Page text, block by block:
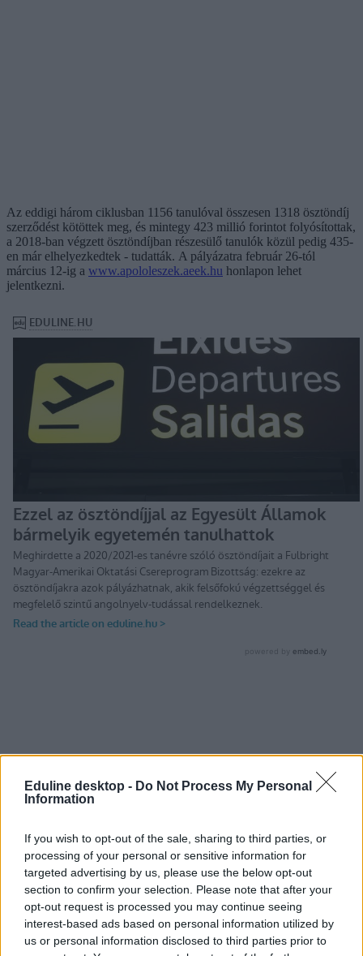
Eduline desktop - Do Not Process My Personal
Information
If you wish to opt-out of the sale, sharing to third parties, or
processing of your personal or sensitive information for
targeted advertising by us, please use the below opt-out
section to confirm your selection. Please note that after your
opt-out request is processed you may continue seeing
interest-based ads based on personal information utilized by
us or personal information disclosed to third parties prior to
Az eddigi három ciklusban 1156 tanulóval összesen 1318 ösztöndíj
szerződést kötöttek meg, és mintegy 423 millió forintot folyósítottak,
a 2018-ban végzett ösztöndíjban részesülő tanulók közül pedig 435-
en már elhelyezkedtek - tudatták. A pályázatra február 26-tól
március 12-ig a www.apololeszek.aeek.hu honlapon lehet
jelentkezni.
ösztöndíj